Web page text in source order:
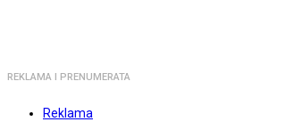
REKLAMA I PRENUMERATA
Reklama